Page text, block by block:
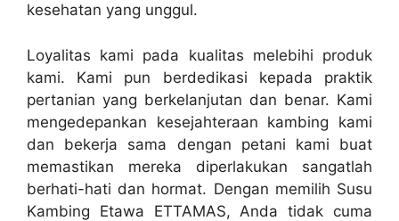
kesehatan yang unggul.
Loyalitas kami pada kualitas melebihi produk
kami. Kami pun berdedikasi kepada praktik
pertanian yang berkelanjutan dan benar. Kami
mengedepankan kesejahteraan kambing kami
dan bekerja sama dengan petani kami buat
memastikan mereka diperlakukan sangatlah
berhati-hati dan hormat. Dengan memilih Susu
Kambing Etawa ETTAMAS, Anda tidak cuma